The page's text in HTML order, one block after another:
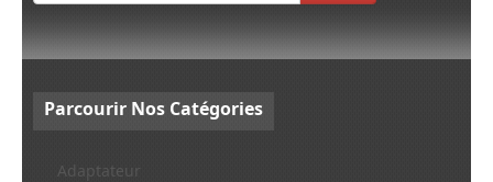
Parcourir Nos Catégories
Adaptateur